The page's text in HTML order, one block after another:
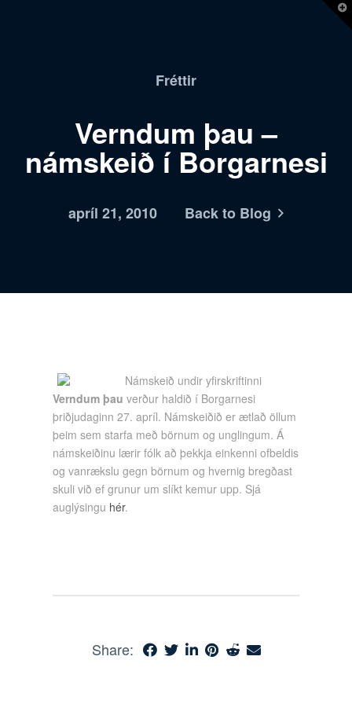
Fréttir
Verndum þau –
námskeið í Borgarnesi
apríl 21, 2010 Back to Blog
Námskeið undir yfirskriftinni
Verndum þau verður haldið í Borgarnesi
þriðjudaginn 27. apríl. Námskeiðið er ætlað öllum
þeim sem starfa með börnum og unglingum. Á
námskeiðinu lærir fólk að þekkja einkenni ofbeldis
og vanrækslu gegn börnum og hvernig bregðast
skuli við ef grunur um slíkt kemur upp. Sjá
auglýsingu hér.
Share: